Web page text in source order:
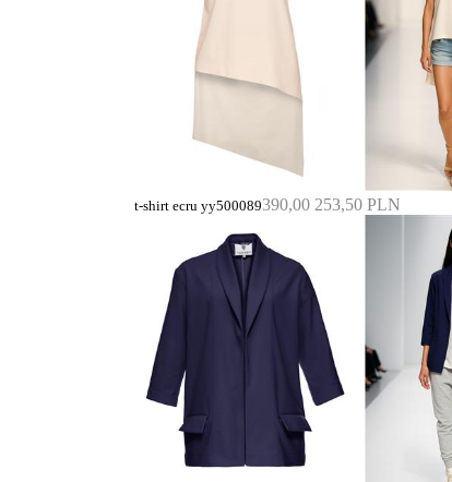
t-shirt ecru yy500089390,00 253,50 PLN